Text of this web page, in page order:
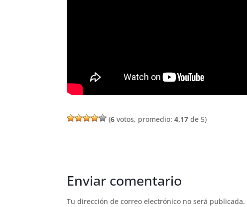
(6 votos, promedio:4,17 de 5)
Enviar comentario
Tu dirección de correo electrónico no será publicada.